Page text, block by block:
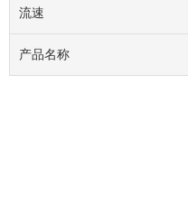
流速
产品名称